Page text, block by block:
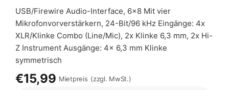
USB/Firewire Audio-Interface, 6×8 Mit vier
Mikrofonvorverstärkern, 24-Bit/96 kHz Eingänge: 4x
XLR/Klinke Combo (Line/Mic), 2x Klinke 6,3 mm, 2x Hi-
Z Instrument Ausgänge: 4x 6,3 mm Klinke
symmetrisch
€15,99 Mietpreis (zzgl. MwSt.)